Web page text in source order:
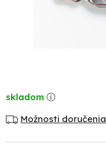
skladom
Možnosti doručenia